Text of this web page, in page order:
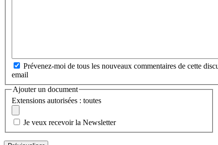
Prévenez-moi de tous les nouveaux commentaires de cette
email
Ajouter un document
Extensions autorisées : toutes
Je veux recevoir la Newsletter